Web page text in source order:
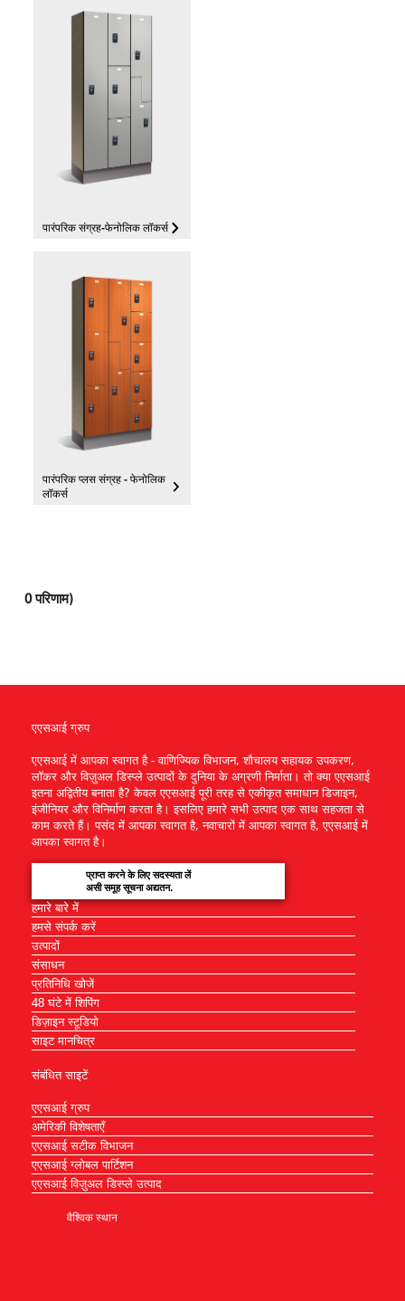
पारंपरिक संग्रह-फेनोलिक लॉकर्स
पारंपरिक प्लस संग्रह - फेनोलिक
लॉकर्स
0परिणाम)
एएसआई ग्रुप
एएसआई में आपका स्वागत है - वाणिज्यिक विभाजन, शौचालय सहायक उपकरण,
लॉकर और विज़ुअल डिस्प्ले उत्पादों के दुनिया के अग्रणी निर्माता। तो क्या एएसआई
इतना अद्वितीय बनाता है? केवल एएसआई पूरी तरह से एकीकृत समाधान डिजाइन,
इंजीनियर और विनिर्माण करता है। इसलिए हमारे सभी उत्पाद एक साथ सहजता से
काम करते हैं। पसंद में आपका स्वागत है, नवाचारों में आपका स्वागत है, एएसआई में
आपका स्वागत है।
प्राप्त करने के लिए सदस्यता लें
असी समूह सूचना अद्यतन.
हमारे बारे में
हमसे संपर्क करें
उत्पादों
संसाधन
प्रतिनिधि खोजें
48 घंटे में शिपिंग
डिज़ाइन स्टूडियो
साइट मानचित्र
संबंधित साइटें
एएसआई ग्रुप
अमेरिकी विशेषताएँ
एएसआई सटीक विभाजन
एएसआई ग्लोबल पार्टिशन
एएसआई विज़ुअल डिस्प्ले उत्पाद
वैश्विक स्थान